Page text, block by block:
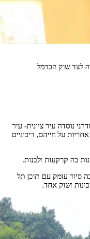
לצד שוק הכרמל
נוסדה עיר ציונית- עיר
על חייהם, ריבוניים
בה קרקעות ולבנות.
סיור עומק עם תוכן תל
ושוק אחד.